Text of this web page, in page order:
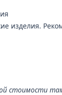
изделия.
стоимости